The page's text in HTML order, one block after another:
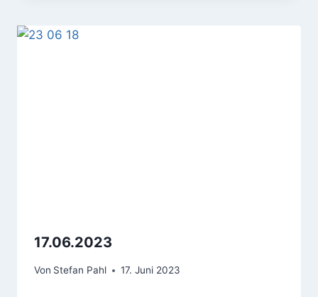
17.06.2023
Von Stefan Pahl 17. Juni 2023